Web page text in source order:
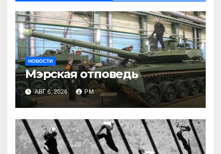
НОВОСТИ
Мэрская отповедь
АВГ 6, 2026 РМ